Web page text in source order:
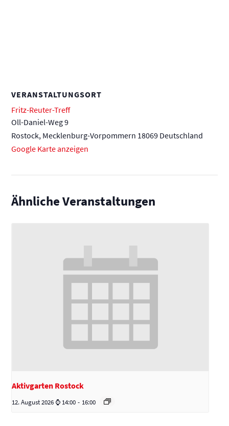
VERANSTALTUNGSORT
Fritz-Reuter-Treff
Oll-Daniel-Weg 9
Rostock, Mecklenburg-Vorpommern 18069 Deutschland
Google Karte anzeigen
Ähnliche Veranstaltungen
Aktivgarten Rostock
12. August 2026 ⌚ 14:00 - 16:00